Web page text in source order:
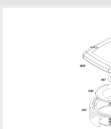
3
топлива